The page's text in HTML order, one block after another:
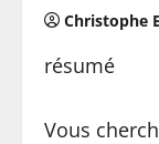
Christophe
résumé
Vous